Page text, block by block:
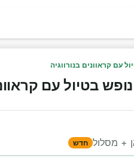
עם קראוונים בנורווגיה
בטיול עם
+ מסלול חדש